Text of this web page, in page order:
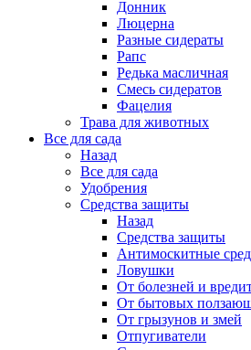
Донник
Люцерна
Разные сидераты
Рапс
Редька масличная
Смесь сидератов
Фацелия
Трава для животных
Все для сада
Назад
Все для сада
Удобрения
Средства защиты
Назад
Средства защиты
Антимоскитные
Ловушки
От болезней и
От бытовых
От грызунов и змей
Отпугиватели